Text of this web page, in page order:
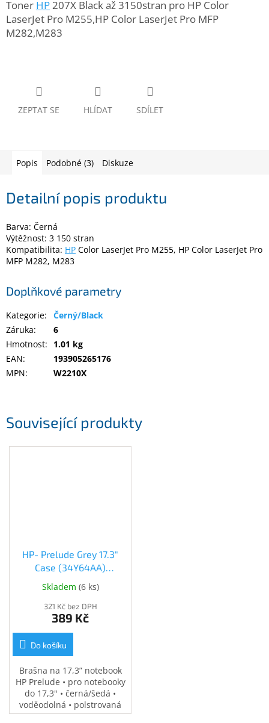
www.inpraise.cz
Gaming
Cyklo
Dílna
Počítače
a
notebooky
Elektronika
Domácnost
Black
VÝPRODEJ
Akční
Kamerové
MILESIGHT
Přihlášení
Toner HP207X Black až 3150stran pro HP Color
LaserJet Pro M255,HP Color LaserJet Pro MFP
M282,M283
ZEPTAT SE HLÍDAT SDÍLET
Související produkty
HP- Prelude Grey 17.3"
Case (34Y64AA)
(34Y64AA)
Skladem (6 ks)
321 Kč bez DPH
389 Kč
Do košíku
Brašna na 17,3” notebook
HP Prelude • pro notebooky
do 17,3" • černá/šedá •
voděodolná • polstrovaná
přihrádka na notebook •
Popis Podobné (3) Diskuze
Detailní popis produktu
Barva: Černá
Výtěžnost: 3 150 stran
Kompatibilita: HP Color LaserJet Pro M255, HP Color LaserJet Pro
MFP M282, M283
Doplňkové parametry
Kategorie:
Černý/Black
Záruka:
6
Hmotnost:
1.01 kg
EAN:
193905265176
MPN: W2210X